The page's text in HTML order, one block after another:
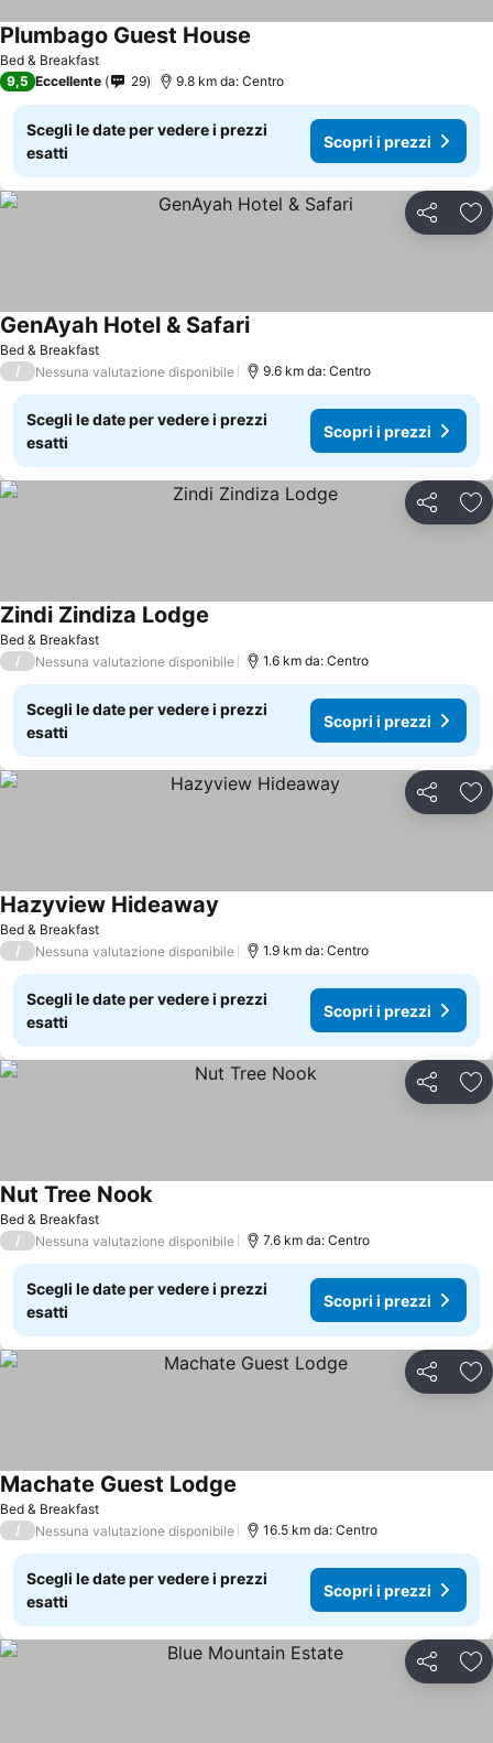
Bed & Breakfast
Plumbago Guest House
9,5 Eccellente 29 9.8 km da: Centro
Scegli le date per vedere i prezzi
esatti
Scopri i prezzi
Condividi
Bed & Breakfast
GenAyah Hotel & Safari
/ Nessuna valutazione disponibile 9.6 km da: Centro
Scegli le date per vedere i prezzi
esatti
Scopri i prezzi
Condividi
Bed & Breakfast
Zindi Zindiza Lodge
/ Nessuna valutazione disponibile 1.6 km da: Centro
Scegli le date per vedere i prezzi
esatti
Scopri i prezzi
Condividi
Bed & Breakfast
Hazyview Hideaway
/ Nessuna valutazione disponibile 1.9 km da: Centro
Scegli le date per vedere i prezzi
esatti
Scopri i prezzi
Condividi
Bed & Breakfast
Nut Tree Nook
/ Nessuna valutazione disponibile 7.6 km da: Centro
Scegli le date per vedere i prezzi
esatti
Scopri i prezzi
Condividi
Bed & Breakfast
Machate Guest Lodge
/ Nessuna valutazione disponibile 16.5 km da: Centro
Scegli le date per vedere i prezzi
esatti
Scopri i prezzi
Condividi